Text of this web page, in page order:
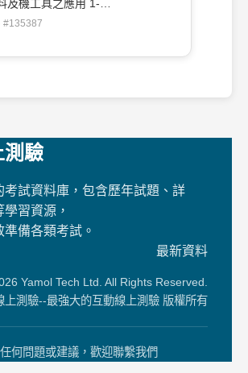
及機工具之應用 1-
12/19 更新）#135387
#135387
測驗
考試資料庫，包含歷年試題、詳
習資源，
備各類考試。
最新資料
Yamol Tech Ltd. All Rights Reserved.
上測驗--最強大的互動線上測驗 版權所有
何問題或建議，歡迎聯繫我們